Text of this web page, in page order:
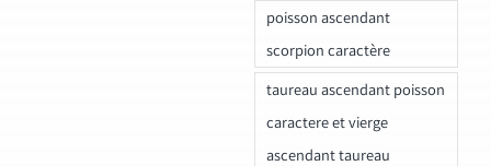
poisson ascendant
scorpion caractère
taureau ascendant poisson
caractere et vierge
ascendant taureau